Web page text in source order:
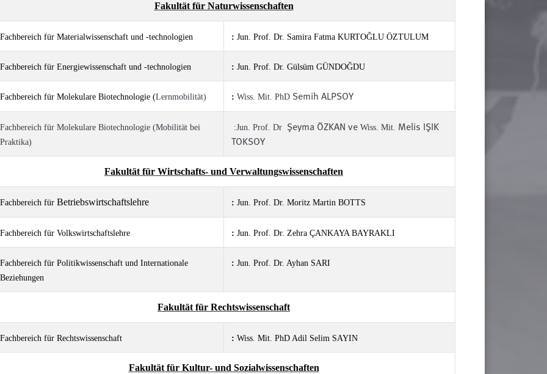
Fakultät für Naturwissenschaften
Fachbereich für Materialwissenschaft und -technologien : Jun. Prof. Dr. Samira Fatma KURTOĞLU ÖZTULUM
Fachbereich für Energiewissenschaft und -technologien : Jun. Prof. Dr. Gülsüm GÜNDOĞDU
Fachbereich für Molekulare Biotechnologie (Lernmobilität) : Wiss. Mit. PhD Semih ALPSOY
Fachbereich für Molekulare Biotechnologie (Mobilität bei
Praktika)
:Jun. Prof. Dr Şeyma ÖZKAN ve Wiss. Mit. Melis IŞIK
TOKSOY
Fakultät für Wirtschafts- und Verwaltungswissenschaften
Fachbereich für Betriebswirtschaftslehre : Jun. Prof. Dr. Moritz Martin BOTTS
Fachbereich für Volkswirtschaftslehre : Jun. Prof. Dr. Zehra ÇANKAYA BAYRAKLI
Fachbereich für Politikwissenschaft und Internationale
Beziehungen
: Jun. Prof. Dr. Ayhan SARI
Fakultät für Rechtswissenschaft
Fachbereich für Rechtswissenschaft : Wiss. Mit. PhD Adil Selim SAYIN
Fakultät für Kultur- und Sozialwissenschaften